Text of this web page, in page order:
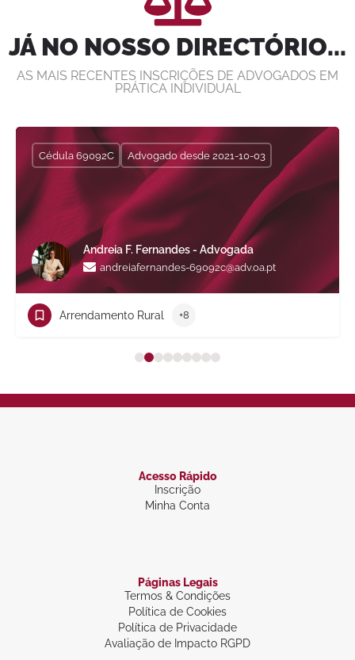
JÁ NO NOSSO DIRECTÓRIO...
AS MAIS RECENTES INSCRIÇÕES DE ADVOGADOS EM
PRÁTICA INDIVIDUAL
Andreia F. Fernandes - Advogada
andreiafernandes-69092c@adv.oa.pt
Cédula 69092C Advogado desde 2021-10-03
Arrendamento Rural +8
Acesso Rápido
Inscrição
Minha Conta
Páginas Legais
Termos & Condições
Política de Cookies
Política de Privacidade
Avaliação de Impacto RGPD